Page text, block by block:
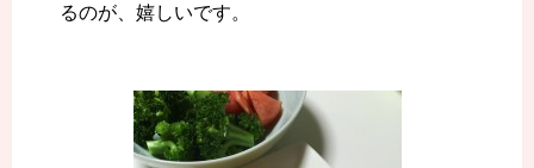
るのが、嬉しいです。